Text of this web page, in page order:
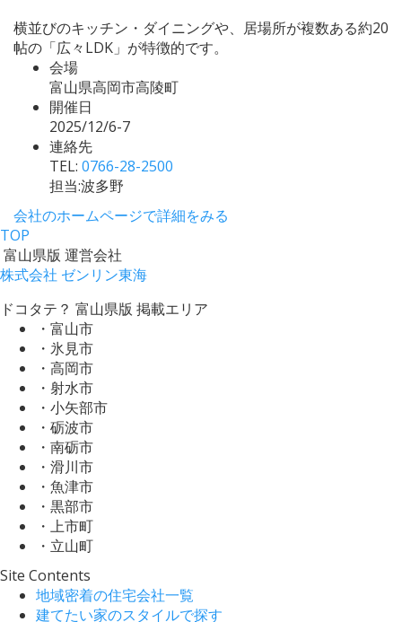
横並びのキッチン・ダイニングや、居場所が複数ある約20
帖の「広々LDK」が特徴的です。
会場
富山県高岡市高陵町
開催日
2025/12/6-7
連絡先
TEL: 0766-28-2500
担当:波多野
会社のホームページで詳細をみる
TOP
富山県版 運営会社
株式会社 ゼンリン東海
ドコタテ？ 富山県版 掲載エリア
・富山市
・氷見市
・高岡市
・射水市
・小矢部市
・砺波市
・南砺市
・滑川市
・魚津市
・黒部市
・上市町
・立山町
Site Contents
地域密着の住宅会社一覧
建てたい家のスタイルで探す